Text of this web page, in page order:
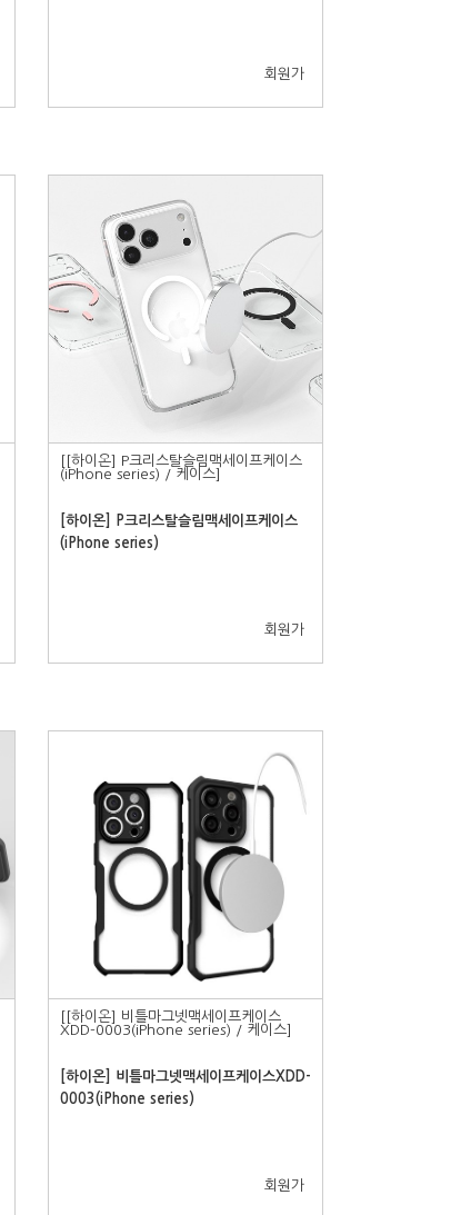
회원가
[[하이온] P크리스탈슬림맥세이프케이스
(iPhone series) / 케이스]
[하이온] P크리스탈슬림맥세이프케이스
(iPhone series)
회원가
[[하이온] 비틀마그넷맥세이프케이스
XDD-0003(iPhone series) / 케이스]
[하이온] 비틀마그넷맥세이프케이스XDD-
0003(iPhone series)
회원가